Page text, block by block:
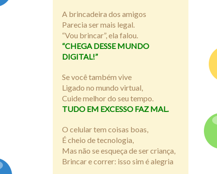
A brincadeira dos amigos
Parecia ser mais legal.
“Vou brincar”, ela falou.
“CHEGA DESSE MUNDO
DIGITAL!”
Se você também vive
Ligado no mundo virtual,
Cuide melhor do seu tempo.
TUDO EM EXCESSO FAZ MAL.
O celular tem coisas boas,
É cheio de tecnologia,
Mas não se esqueça de ser criança,
Brincar e correr: isso sim é alegria